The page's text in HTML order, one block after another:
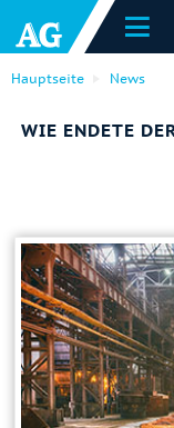
Hauptseite News
WIE ENDETE